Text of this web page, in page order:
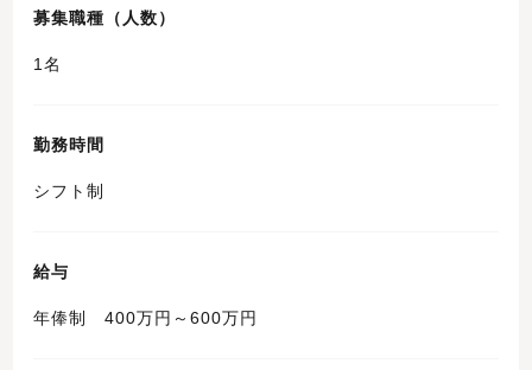
募集職種（人数）
1名
勤務時間
シフト制
給与
年俸制 400万円～600万円